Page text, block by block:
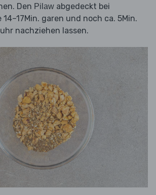
Den Pilaw abgedeckt bei
garen und noch ca. 5Min.
nachziehen lassen.